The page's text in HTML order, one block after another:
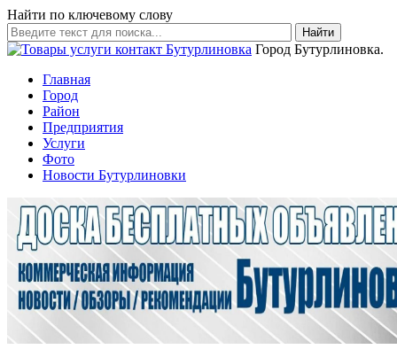
Найти по ключевому слову
Найти
Город Бутурлиновка.
Главная
Город
Район
Предприятия
Услуги
Фото
Новости Бутурлиновки